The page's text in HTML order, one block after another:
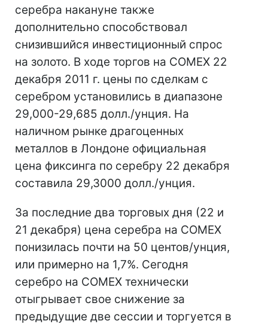
серебра накануне также
дополнительно способствовал
снизившийся инвестиционный спрос
на золото. В ходе торгов на COMEX 22
декабря 2011 г. цены по сделкам с
серебром установились в диапазоне
29,000-29,685 долл./унция. На
наличном рынке драгоценных
металлов в Лондоне официальная
цена фиксинга по серебру 22 декабря
составила 29,3000 долл./унция.
За последние два торговых дня (22 и
21 декабря) цена серебра на COMEX
понизилась почти на 50 центов/унция,
или примерно на 1,7%. Сегодня
серебро на COMEX технически
отыгрывает свое снижение за
предыдущие две сессии и торгуется в